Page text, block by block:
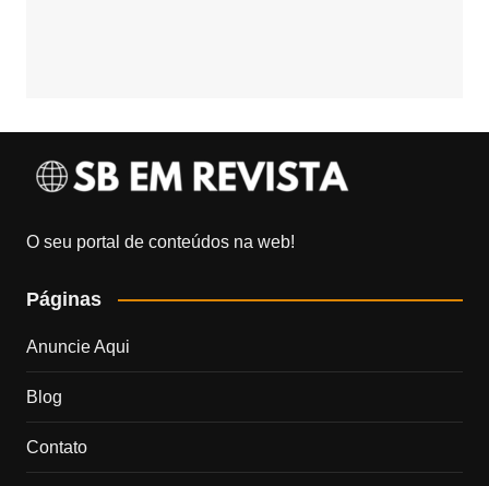
O seu portal de conteúdos na web!
Páginas
Anuncie Aqui
Blog
Contato